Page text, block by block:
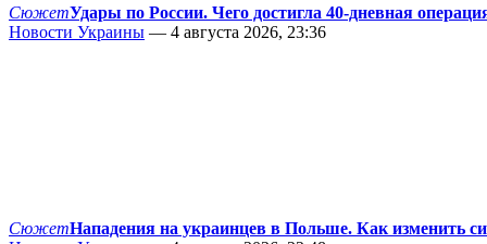
СюжетУдары по России. Чего достигла 40-дневная
Новости Украины — 4 августа 2026, 23:36
СюжетНападения на украинцев в Польше. Как изменить